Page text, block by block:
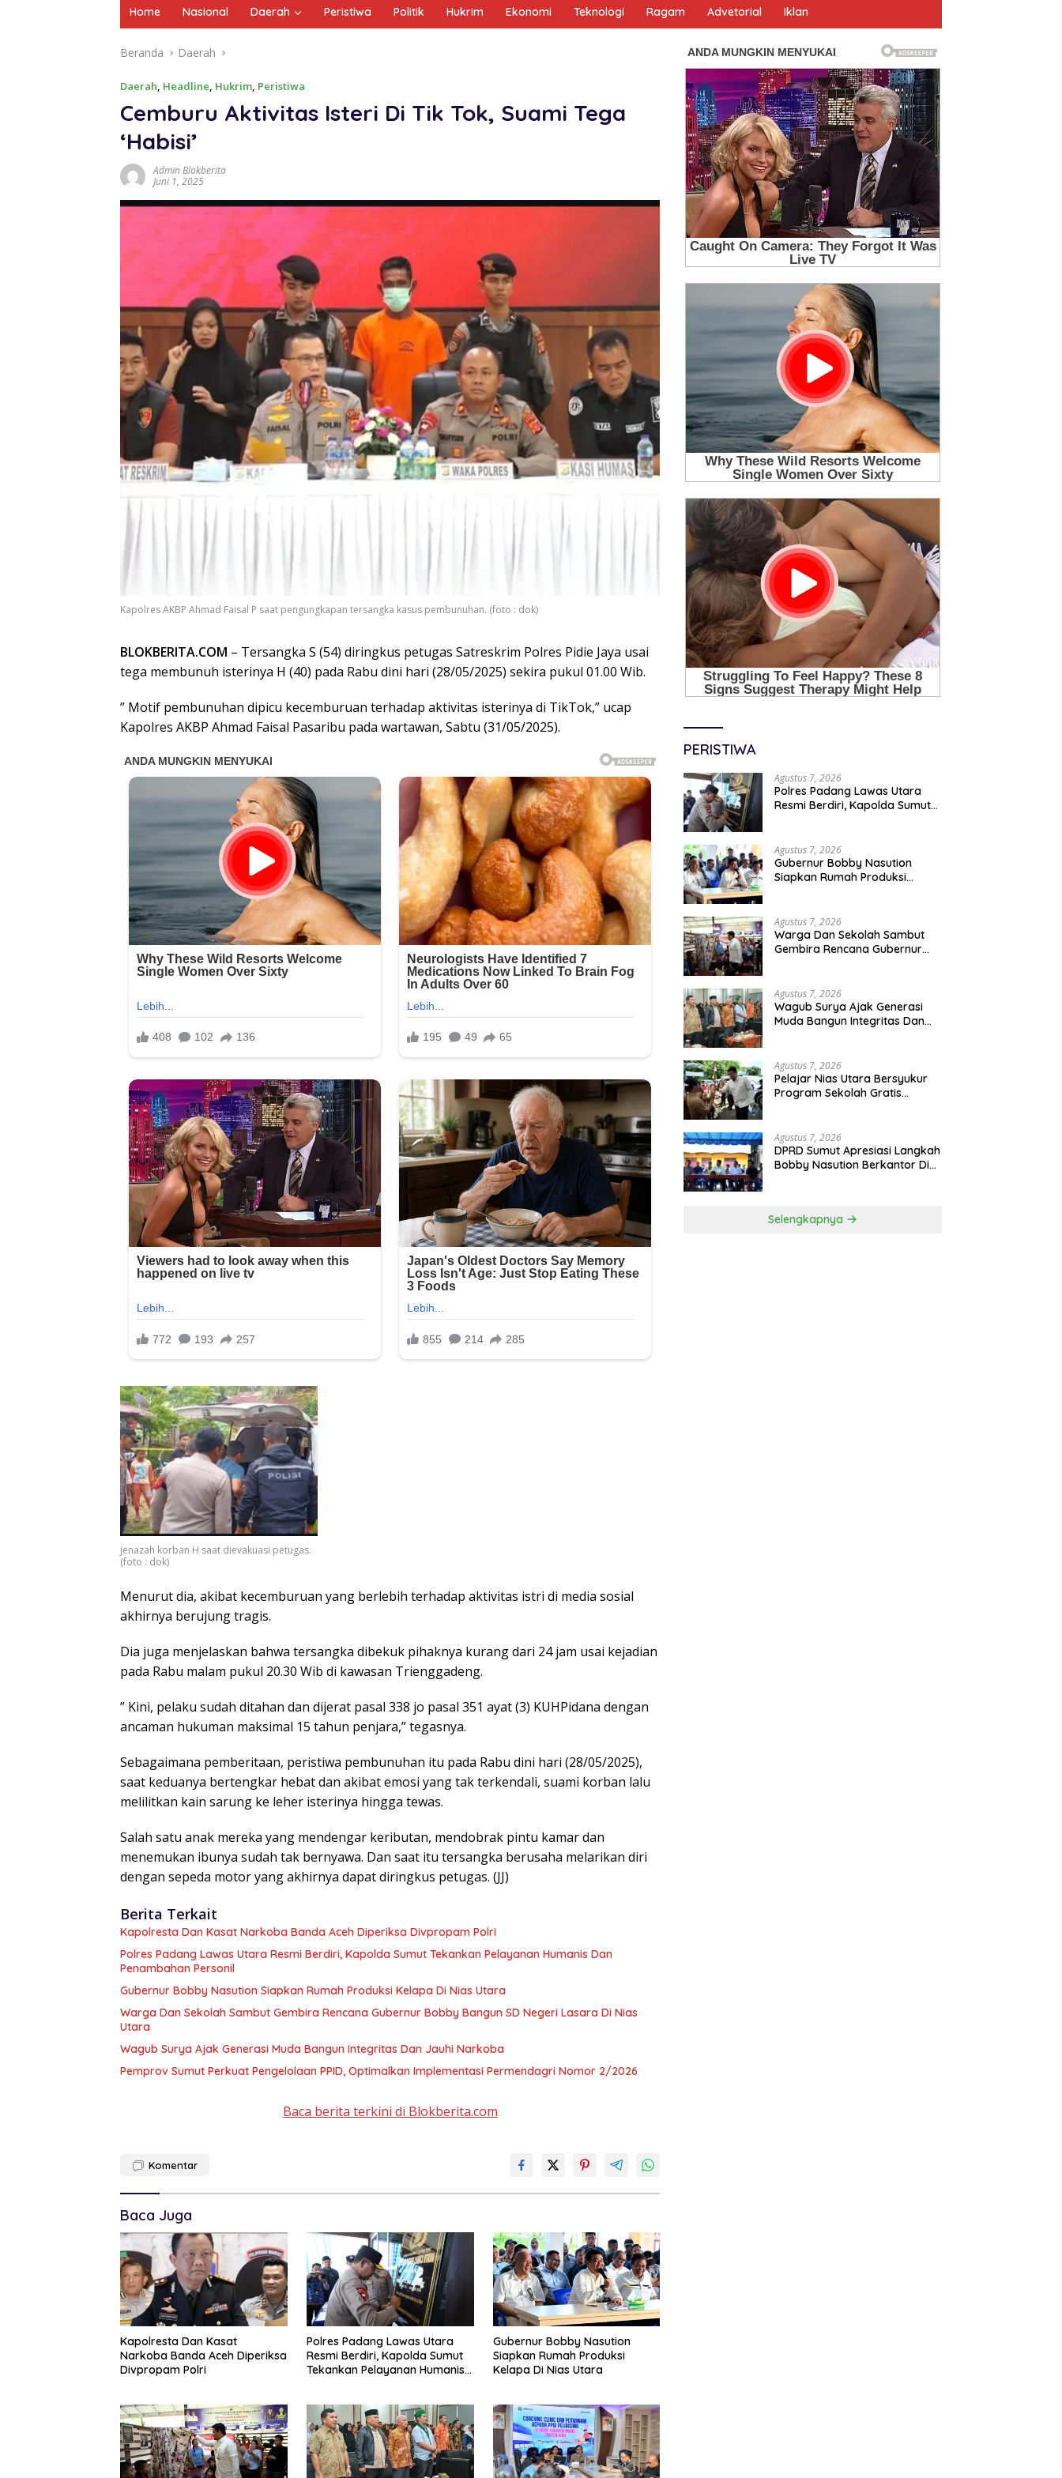
Home Nasional Daerah Peristiwa Politik Hukrim Ekonomi Teknologi Ragam Advetorial Iklan
Beranda Daerah
Daerah Headline Hukrim Peristiwa
Cemburu Aktivitas Isteri Di Tik Tok, Suami Tega
‘Habisi’
Admin Blokberita
Juni 1, 2025
Kapolres AKBP Ahmad Faisal P saat pengungkapan tersangka kasus pembunuhan. (foto : dok)
BLOKBERITA.COM – Tersangka S (54) diringkus petugas Satreskrim Polres Pidie Jaya usai
tega membunuh isterinya H (40) pada Rabu dini hari (28/05/2025) sekira pukul 01.00 Wib.
” Motif pembunuhan dipicu kecemburuan terhadap aktivitas isterinya di TikTok,” ucap
Kapolres AKBP Ahmad Faisal Pasaribu pada wartawan, Sabtu (31/05/2025).
jenazah korban H saat dievakuasi petugas.
(foto : dok)
Menurut dia, akibat kecemburuan yang berlebih terhadap aktivitas istri di media sosial
akhirnya berujung tragis.
Dia juga menjelaskan bahwa tersangka dibekuk pihaknya kurang dari 24 jam usai kejadian
pada Rabu malam pukul 20.30 Wib di kawasan Trienggadeng.
” Kini, pelaku sudah ditahan dan dijerat pasal 338 jo pasal 351 ayat (3) KUHPidana dengan
ancaman hukuman maksimal 15 tahun penjara,” tegasnya.
Sebagaimana pemberitaan, peristiwa pembunuhan itu pada Rabu dini hari (28/05/2025),
saat keduanya bertengkar hebat dan akibat emosi yang tak terkendali, suami korban lalu
melilitkan kain sarung ke leher isterinya hingga tewas.
Salah satu anak mereka yang mendengar keributan, mendobrak pintu kamar dan
menemukan ibunya sudah tak bernyawa. Dan saat itu tersangka berusaha melarikan diri
dengan sepeda motor yang akhirnya dapat diringkus petugas. (JJ)
Berita Terkait
Kapolresta Dan Kasat Narkoba Banda Aceh Diperiksa Divpropam Polri
Polres Padang Lawas Utara Resmi Berdiri, Kapolda Sumut Tekankan Pelayanan Humanis Dan
Penambahan Personil
Gubernur Bobby Nasution Siapkan Rumah Produksi Kelapa Di Nias Utara
Warga Dan Sekolah Sambut Gembira Rencana Gubernur Bobby Bangun SD Negeri Lasara Di Nias
Utara
Wagub Surya Ajak Generasi Muda Bangun Integritas Dan Jauhi Narkoba
Pemprov Sumut Perkuat Pengelolaan PPID, Optimalkan Implementasi Permendagri Nomor 2/2026
Baca berita terkini di Blokberita.com
Komentar
Baca Juga
Kapolresta Dan Kasat
Narkoba Banda Aceh Diperiksa
Divpropam Polri
Polres Padang Lawas Utara
Resmi Berdiri, Kapolda Sumut
Tekankan Pelayanan Humanis
Gubernur Bobby Nasution
Siapkan Rumah Produksi
Kelapa Di Nias Utara
PERISTIWA
Agustus 7, 2026
Polres Padang Lawas Utara
Resmi Berdiri, Kapolda Sumut
Agustus 7, 2026
Gubernur Bobby Nasution
Siapkan Rumah Produksi
Agustus 7, 2026
Warga Dan Sekolah Sambut
Gembira Rencana Gubernur
Agustus 7, 2026
Wagub Surya Ajak Generasi
Muda Bangun Integritas Dan
Agustus 7, 2026
Pelajar Nias Utara Bersyukur
Program Sekolah Gratis
Agustus 7, 2026
DPRD Sumut Apresiasi Langkah
Bobby Nasution Berkantor Di
Selengkapnya